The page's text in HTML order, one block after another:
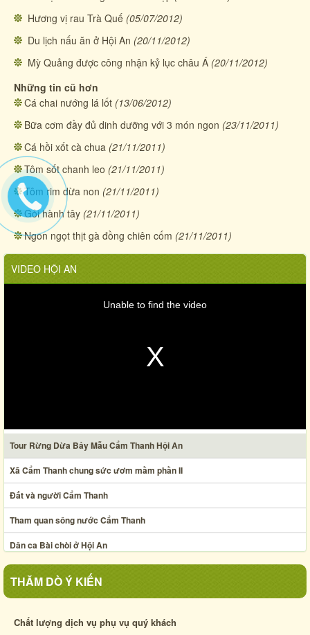
Hương vị rau Trà Quế (05/07/2012)
Du lịch nấu ăn ở Hội An (20/11/2012)
Mỳ Quảng được công nhận kỷ lục châu Á (20/11/2012)
Những tin cũ hơn
Cá chai nướng lá lốt (13/06/2012)
Bữa cơm đầy đủ dinh dưỡng với 3 món ngon (23/11/2011)
Cá hồi xốt cà chua (21/11/2011)
Tôm sốt chanh leo (21/11/2011)
Tôm rim dừa non (21/11/2011)
Gỏi hành tây (21/11/2011)
Ngon ngọt thịt gà đồng chiên cốm (21/11/2011)
VIDEO HỘI AN
Unable to find the video
Tour Rừng Dừa Bảy Mẫu Cẩm Thanh Hội An
Xã Cẩm Thanh chung sức ươm mầm phần II
Đất và người Cẩm Thanh
Tham quan sông nước Cẩm Thanh
Dân ca Bài chòi ở Hội An
Xã Cẩm Thanh chung sức ươm mầm phần I
THĂM DÒ Ý KIẾN
Chất lượng dịch vụ phụ vụ quý khách